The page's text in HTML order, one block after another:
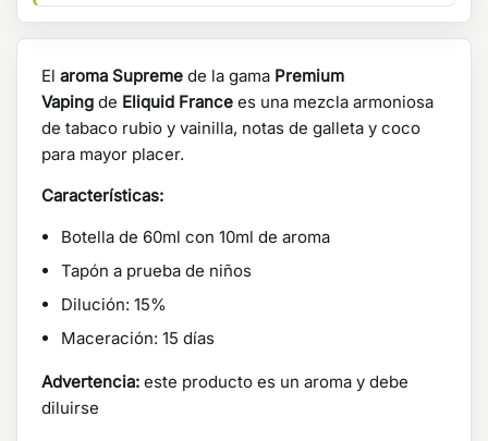
El aroma Supreme de la gama Premium
Vaping de Eliquid France es una mezcla armoniosa
de tabaco rubio y vainilla, notas de galleta y coco
para mayor placer.
Características:
Botella de 60ml con 10ml de aroma
Tapón a prueba de niños
Dilución: 15%
Maceración: 15 días
Advertencia: este producto es un aroma y debe
diluirse